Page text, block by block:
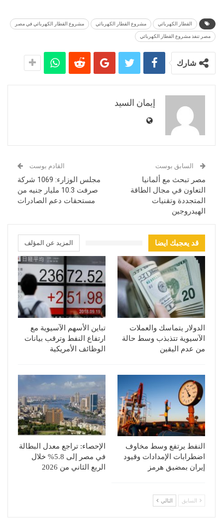
القطار الكهربائي مشروع القطار الكهربائي مشروع القطار الكهربائي في مصر
مصر تنفذ مشروع القطار الكهربائي
شارك
إيمان السيد
السابق بوست
مصر تبحث مع ألمانيا
التعاون في مجال الطاقة
المتجددة وتقنيات
الهيدروجين
القادم بوست
مجلس الوزارء: 1069 شركة
صرفت 10.3 مليار جنيه من
مستحقات دعم الصادرات
قد يعجبك ايضا المزيد عن المؤلف
الدولار يتماسك والعملات
الآسيوية تتذبذب وسط حالة
من عدم اليقين
تباين الأسهم الآسيوية مع
ارتفاع النفط وترقب بيانات
الوظائف الأمريكية
النفط يرتفع وسط مخاوف
اضطرابات الإمدادات وقيود
إيران بمضيق هرمز
الإحصاء: تراجع معدل البطالة
في مصر إلى 5.8% خلال
الربع الثاني من 2026
السابق التالي